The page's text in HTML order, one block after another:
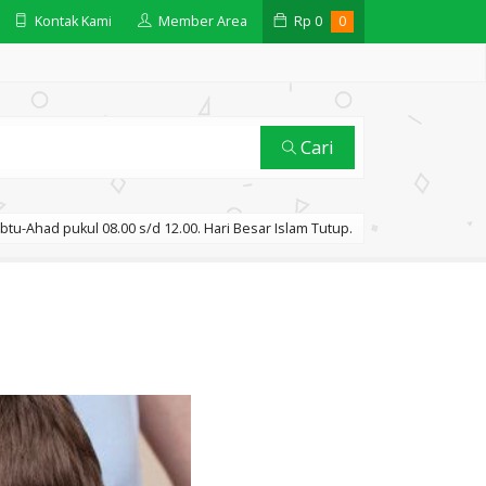
Kontak Kami Member Area Rp 0 0
Cari
Ahad pukul 08.00 s/d 12.00. Hari Besar Islam Tutup.